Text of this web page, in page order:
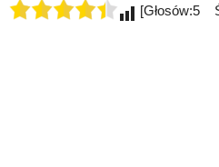
[Głosów:5